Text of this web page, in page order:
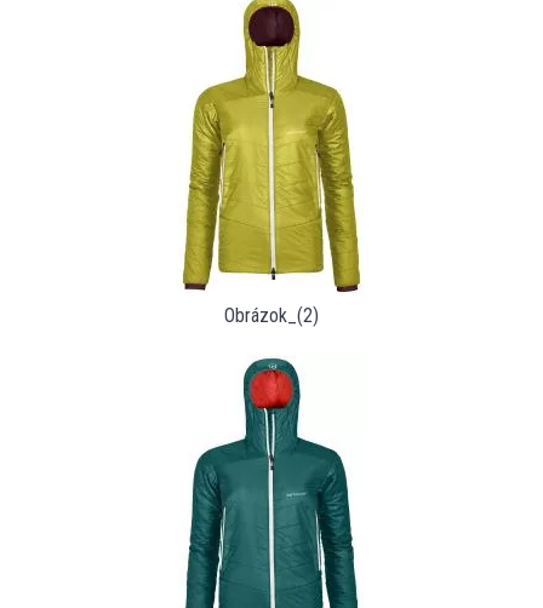
Obrázok_(2)